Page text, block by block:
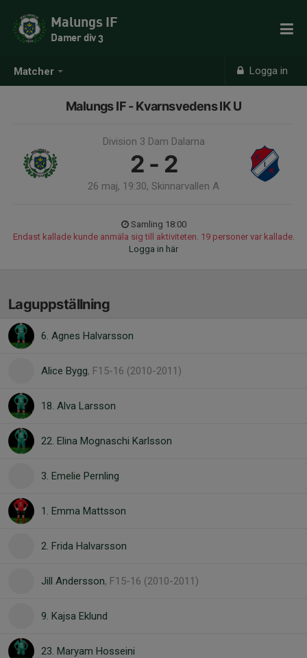
Matcher Logga in
Malungs IF
Damer div 3
Malungs IF - Kvarnsvedens IK U
Division 3 Dam Dalarna
2 - 2
26 maj, 19:30, Skinnarvallen A
Samling 18:00
Endast kallade kunde anmäla sig till aktiviteten. 19 personer var kallade.
Logga in här
Laguppställning
6. Agnes Halvarsson
Alice Bygg, F15-16 (2010-2011)
18. Alva Larsson
22. Elina Mognaschi Karlsson
3. Emelie Pernling
1. Emma Mattsson
2. Frida Halvarsson
Jill Andersson, F15-16 (2010-2011)
9. Kajsa Eklund
23. Maryam Hosseini